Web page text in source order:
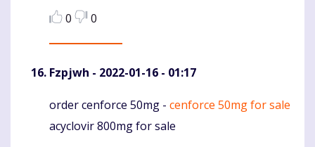
0 0
Fzpjwh - 2022-01-16 - 01:17
Komentaras
order cenforce 50mg - cenforce 50mg for sale
acyclovir 800mg for sale